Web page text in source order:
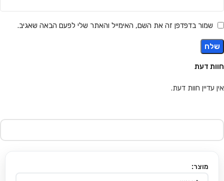
חוות דעת
אין עדיין חוות דעת.
שמור בדפדפן זה את השם, האימייל והאתר שלי לפעם הבאה שאגיב.
מוצר: